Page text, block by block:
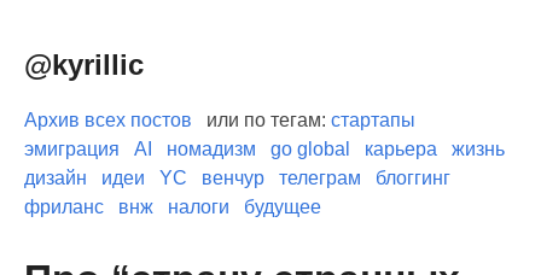
@kyrillic
Архив всех постов или по тегам: стартапы
эмиграция
AI номадизм go global карьера
жизнь
дизайн
идеи YC венчур телеграм
блоггинг
фриланс
внж налоги будущее